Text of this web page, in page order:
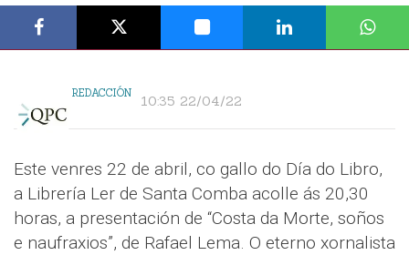
REDACCIÓN 10:35 22/04/22
Este venres 22 de abril, co gallo do Día do Libro,
a Librería Ler de Santa Comba acolle ás 20,30
horas, a presentación de “Costa da Morte, soños
e naufraxios”, de Rafael Lema. O eterno xornalista